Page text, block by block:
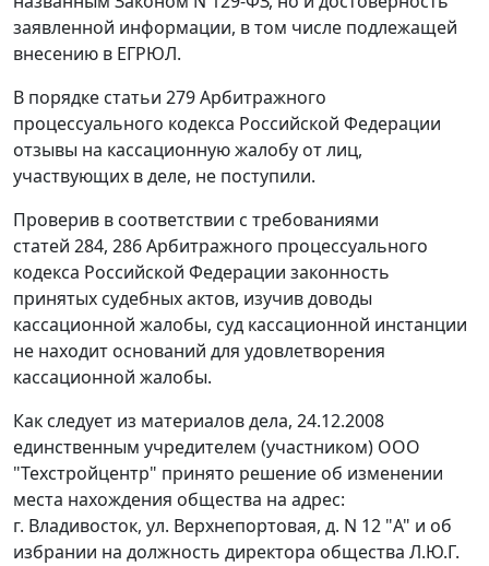
заявленной информации, в том числе подлежащей
внесению в ЕГРЮЛ.
В порядке статьи 279Арбитражного
процессуального кодекса Российской Федерации
отзывы на кассационную жалобу от лиц,
участвующих в деле, не поступили.
Проверив в соответствии с требованиями
статей 284, 286Арбитражного процессуального
кодекса Российской Федерации законность
принятых судебных актов, изучив доводы
кассационной жалобы, суд кассационной инстанции
не находит оснований для удовлетворения
кассационной жалобы.
Как следует из материалов дела, 24.12.2008
единственным учредителем (участником) ООО
"Техстройцентр" принято решение об изменении
места нахождения общества на адрес:
г. Владивосток, ул. Верхнепортовая, д. N 12 "А" и об
избрании на должность директора общества Л.Ю.Г.